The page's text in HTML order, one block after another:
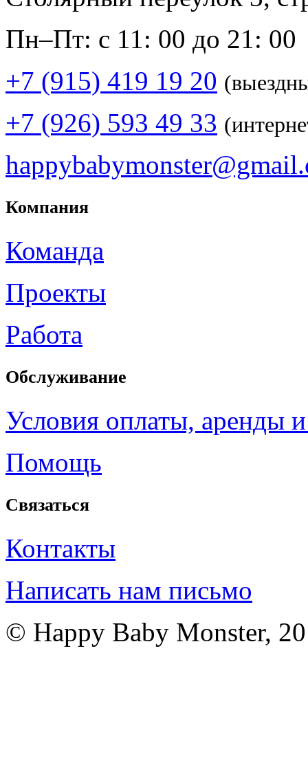
Пн–Пт: с 11: 00 до 21: 00
+7 (915) 419 19 20
+7 (926) 593 49 33
Компания
Команда
Проекты
Работа
Обслуживание
Условия оплаты, аренды
Помощь
Связаться
Контакты
Написать нам письмо
© Happy Baby Monster,